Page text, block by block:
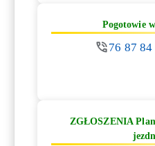
Pogotowie
76 87
ZGŁOSZENIA